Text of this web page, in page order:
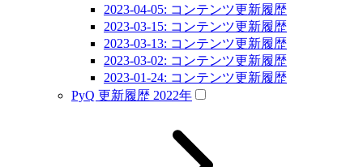
2023-04-05: コンテンツ更新履歴
2023-03-15: コンテンツ更新履歴
2023-03-13: コンテンツ更新履歴
2023-03-02: コンテンツ更新履歴
2023-01-24: コンテンツ更新履歴
PyQ 更新履歴 2022年